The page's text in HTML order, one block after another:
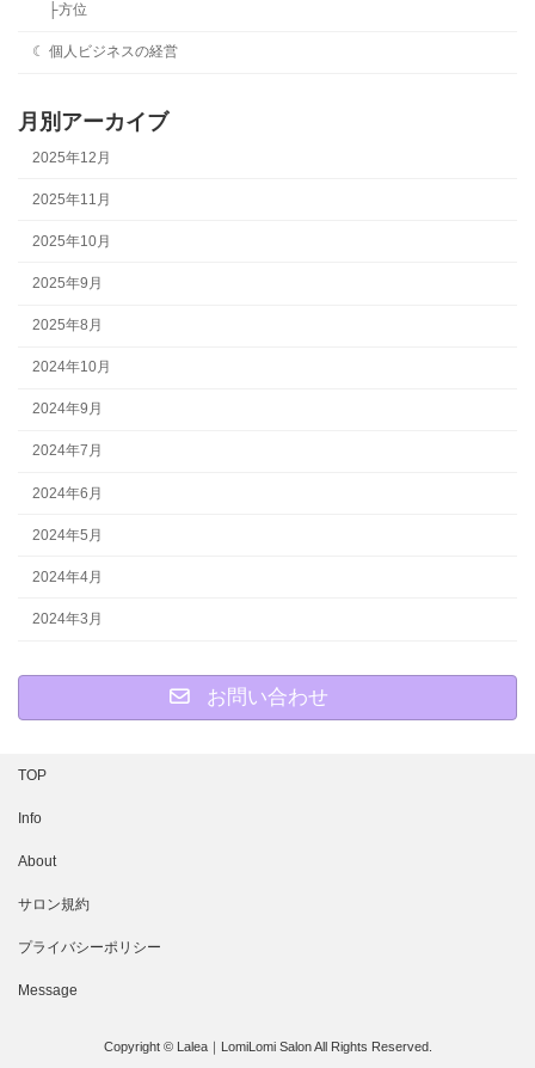
├方位
☾ 個人ビジネスの経営
月別アーカイブ
2025年12月
2025年11月
2025年10月
2025年9月
2025年8月
2024年10月
2024年9月
2024年7月
2024年6月
2024年5月
2024年4月
2024年3月
お問い合わせ
TOP
Info
About
サロン規約
プライバシーポリシー
Message
Copyright © Lalea｜LomiLomi Salon All Rights Reserved.